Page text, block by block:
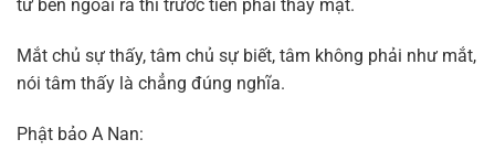
từ bên ngoài ra thì trước tiên phải thấy mặt.
Mắt chủ sự thấy, tâm chủ sự biết, tâm không phải như mắt,
nói tâm thấy là chẳng đúng nghĩa.
Phật bảo A Nan: